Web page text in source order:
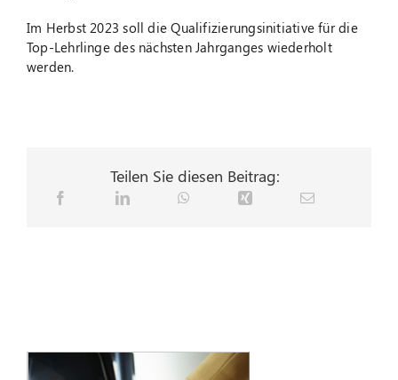
Im Herbst 2023 soll die Qualifizierungsinitiative für die
Top-Lehrlinge des nächsten Jahrganges wiederholt
werden.
Teilen Sie diesen Beitrag: